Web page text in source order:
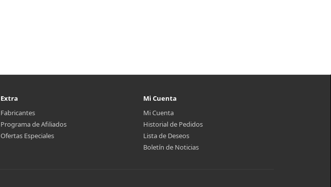
Extra
Fabricantes
Programa de Afiliados
Ofertas Especiales
Mi Cuenta
Mi Cuenta
Historial de Pedidos
Lista de Deseos
Boletín de Noticias